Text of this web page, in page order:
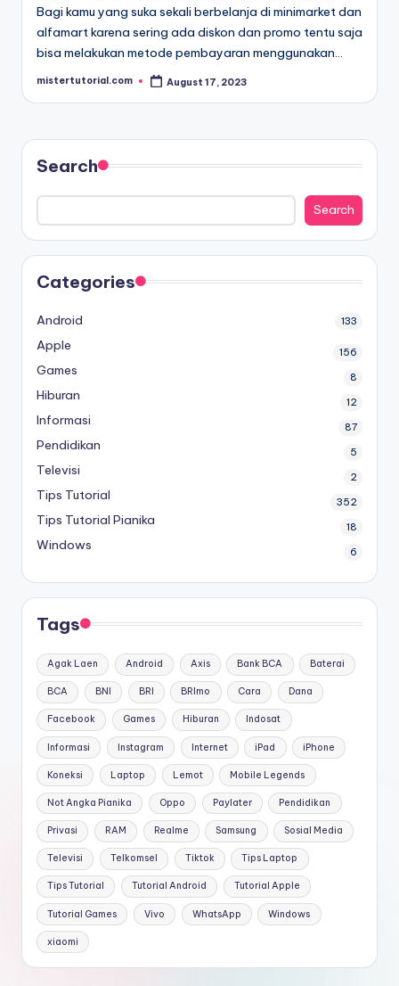
Bagi kamu yang suka sekali berbelanja di minimarket dan
alfamart karena sering ada diskon dan promo tentu saja
bisa melakukan metode pembayaran menggunakan…
Posted
mistertutorial.com August 17, 2023
Search
Search
Categories
Android 133
Apple 156
Games 8
Hiburan 12
Informasi 87
Pendidikan 5
Televisi 2
Tips Tutorial 352
Tips Tutorial Pianika 18
Windows 6
Tags
Agak Laen Android Axis Bank BCA Baterai
BCA BNI BRI BRImo Cara Dana
Facebook Games Hiburan Indosat
Informasi Instagram Internet iPad iPhone
Koneksi Laptop Lemot Mobile Legends
Not Angka Pianika Oppo Paylater Pendidikan
Privasi RAM Realme Samsung Sosial Media
Televisi Telkomsel Tiktok Tips Laptop
Tips Tutorial Tutorial Android Tutorial Apple
Tutorial Games Vivo WhatsApp Windows
xiaomi